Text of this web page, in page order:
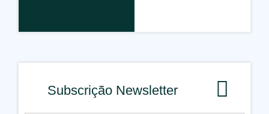
Subscrição Newsletter